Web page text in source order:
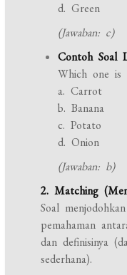
d. Green
(Jawaban: c)
Contoh Soal
Which one is
a. Carrot
b. Banana
c. Potato
d. Onion
(Jawaban: b)
2. Matching
Soal
pemahaman
dan definisinya
sederhana).